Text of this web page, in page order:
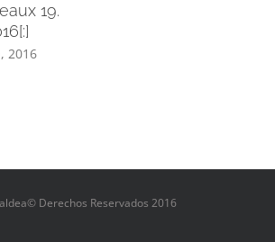
19.
2016
Derechos Reservados 2016